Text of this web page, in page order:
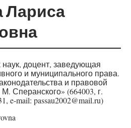
Лариса
доцент, заведующая
и муниципального права.
и правовой
Сперанского» (664003, г.
e-mail: passau2002@mail.ru)